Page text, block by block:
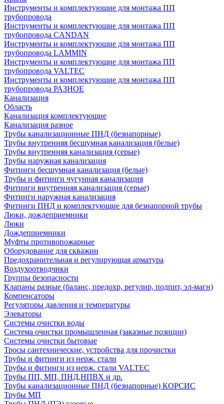
Инструменты и комплектующие для монтажа ПП
трубопровода
Инструменты и комплектующие для монтажа ПП
трубопровода CANDAN
Инструменты и комплектующие для монтажа ПП
трубопровода LAMMIN
Инструменты и комплектующие для монтажа ПП
трубопровода VALTEC
Инструменты и комплектующие для монтажа ПП
трубопровода РАЗНОЕ
Канализация
Область
Канализация комплектующие
Канализация разное
Трубы канализационные ПНД (безнапорные)
Трубы внутренняя бесшумная канализация (белые)
Трубы внутренняя канализация (серые)
Трубы наружная канализация
Фитинги бесшумная канализация (белые)
Трубы и фитинги чугунная канализация
Фитинги внутренняя канализация (серые)
Фитинги наружная канализация
Фитинги ПНД и комплектующие для безнапорной трубы
Люки, дождеприемники
Люки
Дождеприемники
Муфты противопожарные
Оборудование для скважин
Предохранительная и регулирующая арматура
Воздухоотводчики
Группы безопасности
Клапаны разные (баланс, предохр, регулир, подпит, эл-магн)
Компенсаторы
Регуляторы давления и температуры
Элеваторы
Системы очистки воды
Система очистки промышленная (заказные позиции)
Системы очистки бытовые
Тросы сантехнические, устройства для прочистки
Трубы и фитинги из нерж. стали
Трубы и фитинги из нерж. стали VALTEC
Трубы ПП, МП, ПНД,НПВХ и др.
Трубы канализационные ПНД (безнапорные) КОРСИС
Трубы МП